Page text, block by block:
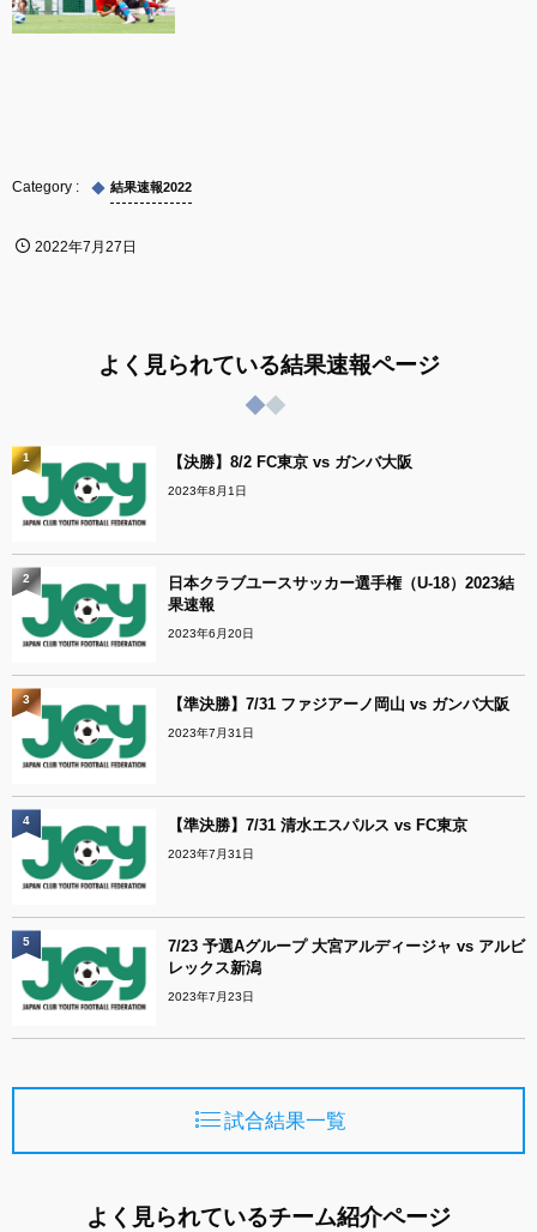
結果速報2022
2022年7月27日
よく見られている結果速報ページ
【決勝】8/2 FC東京 vs ガンバ大阪
2023年8月1日
1
日本クラブユースサッカー選手権（U-18）2023結
果速報
2023年6月20日
2
【準決勝】7/31 ファジアーノ岡山 vs ガンバ大阪
2023年7月31日
3
【準決勝】7/31 清水エスパルス vs FC東京
2023年7月31日
4
7/23 予選Aグループ 大宮アルディージャ vs アルビ
レックス新潟
2023年7月23日
5
試合結果一覧
よく見られているチーム紹介ページ